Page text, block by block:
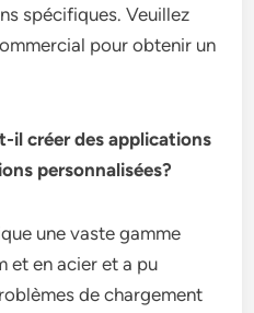
spécifiques. Veuillez
pour obtenir un
il créer des applications
personnalisées?
une vaste gamme
et en acier et a pu
de chargement